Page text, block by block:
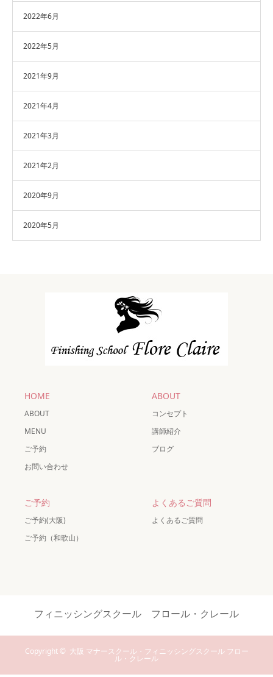
2022年6月
2022年5月
2021年9月
2021年4月
2021年3月
2021年2月
2020年9月
2020年5月
HOME
ABOUT
MENU
ご予約
お問い合わせ
ABOUT
コンセプト
講師紹介
ブログ
ご予約
ご予約(大阪)
ご予約（和歌山）
よくあるご質問
よくあるご質問
フィニッシングスクール フロール・クレール
Copyright © 大阪 マナースクール・フィニッシングスクール フロー
ル・クレール